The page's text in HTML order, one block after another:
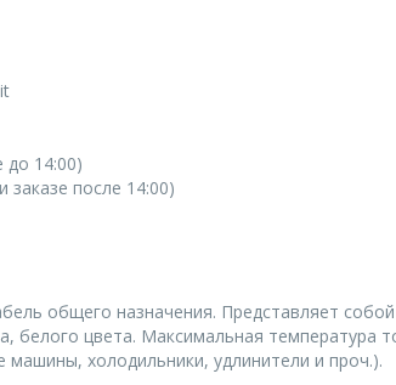
до 14:00)
после 14:00)
общего назначения. Представляет
белого цвета. Максимальная
машины, холодильники, удлинители и проч.).